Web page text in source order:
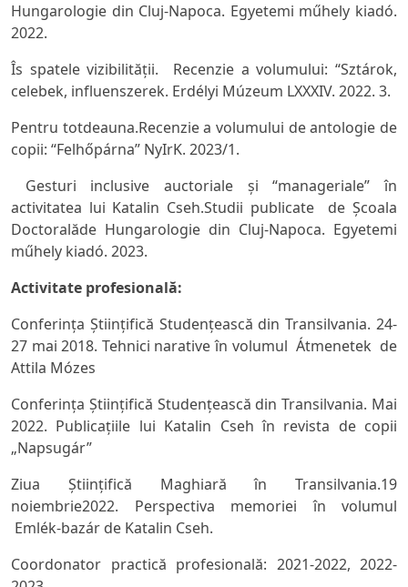
Hungarologie din Cluj-Napoca. Egyetemi műhely kiadó.
2022.
Îs spatele vizibilităţii.
Recenzie a volumului: “Sztárok,
celebek, influenszerek. Erdélyi Múzeum LXXXIV. 2022. 3.
Pentru totdeauna.Recenzie a volumului de antologie de
copii: “Felhőpárna” NyIrK. 2023/1.
Gesturi inclusive auctoriale şi “manageriale” în
activitatea lui Katalin Cseh.Studii publicate de Şcoala
Doctoralăde Hungarologie din Cluj-Napoca. Egyetemi
műhely kiadó. 2023.
Activitate profesională:
Conferinţa Ştiinţifică Studenţească din Transilvania. 24-
27 mai 2018. Tehnici narativeîn volumul Átmenetek de
Attila Mózes
Conferinţa Ştiinţifică Studenţească din Transilvania. Mai
2022. Publicaţiile lui Katalin Cseh în revista de copii
„Napsugár”
Ziua Ştiinţifică Maghiară în Transilvania.19
noiembrie2022. Perspectiva memoriei în volumul
Emlék-bazár de Katalin Cseh.
Coordonator practică profesională: 2021-2022, 2022-